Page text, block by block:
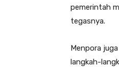
pemerintah
tegasnya.
Menpora
langkah-